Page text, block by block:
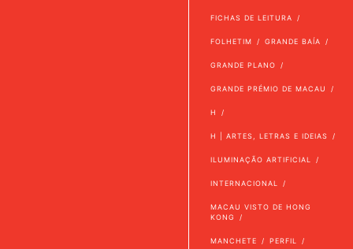
FICHAS DE LEITURA
FOLHETIM GRANDE BAÍA
GRANDE PLANO
GRANDE PRÉMIO DE MACAU
H
H | ARTES, LETRAS E IDEIAS
ILUMINAÇÃO ARTIFICIAL
INTERNACIONAL
MACAU VISTO DE HONG
KONG
MANCHETE PERFIL